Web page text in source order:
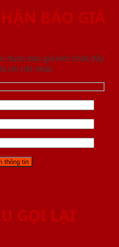
BÁO GIÁ
được báo giá mới nhât đầy
chi tiết nhất.
GỌI LẠI